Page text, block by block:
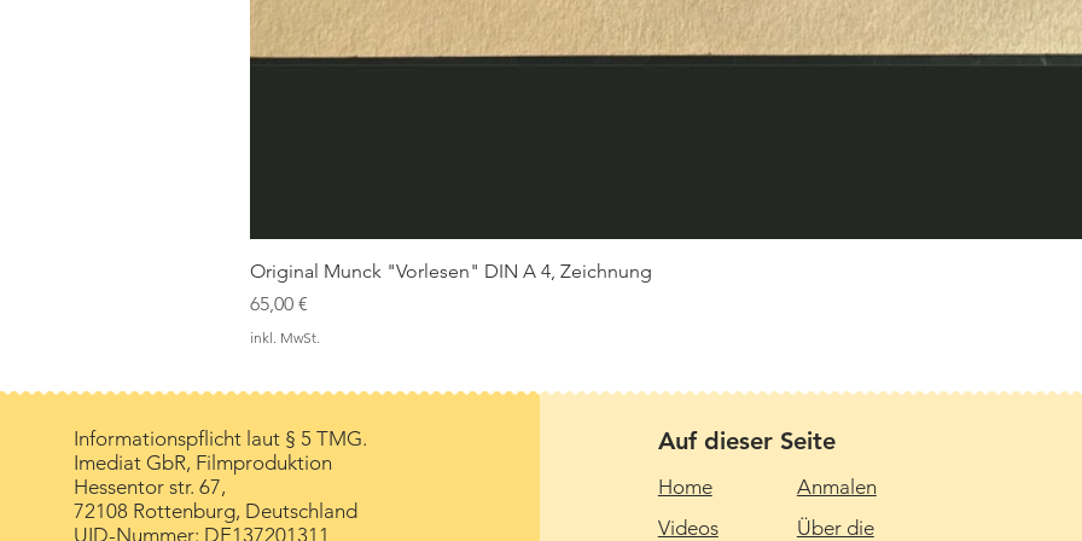
Original Munck "Vorlesen" DIN A 4, Zeichnung
Preis
65,00 €
inkl. MwSt.
Informationspflicht laut § 5 TMG.
Imediat GbR, Filmproduktion
Hessentor str. 67,
72108 Rottenburg, Deutschland
UID-Nummer: DE137201311
Auf dieser Seite
Home
Videos
Anmalen
Über die